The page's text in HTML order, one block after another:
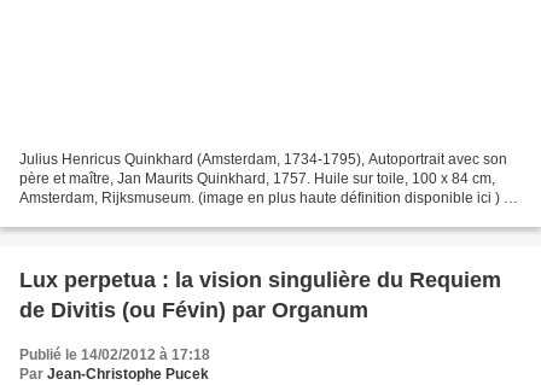
Julius Henricus Quinkhard (Amsterdam, 1734-1795), Autoportrait avec son
père et maître, Jan Maurits Quinkhard, 1757. Huile sur toile, 100 x 84 cm,
Amsterdam, Rijksmuseum. (image en plus haute définition disponible ici ) La
Lux perpetua : la vision singulière du Requiem
de Divitis (ou Févin) par Organum
Publié le 14/02/2012 à 17:18
Par Jean-Christophe Pucek